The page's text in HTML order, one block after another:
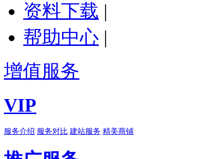
资料下载 |
帮助中心 |
增值服务
VIP
服务介绍 服务对比 建站服务 精美商铺